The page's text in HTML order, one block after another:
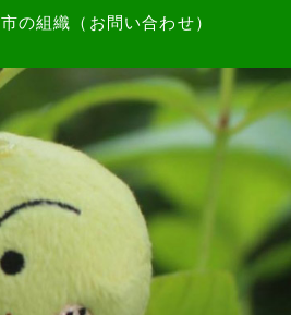
市の組織（お問い合わせ）